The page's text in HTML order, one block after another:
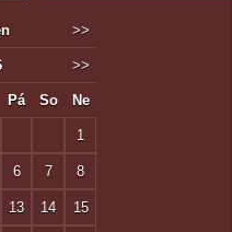
>>
>>
Pá So Ne
1
6 7 8
13 14 15